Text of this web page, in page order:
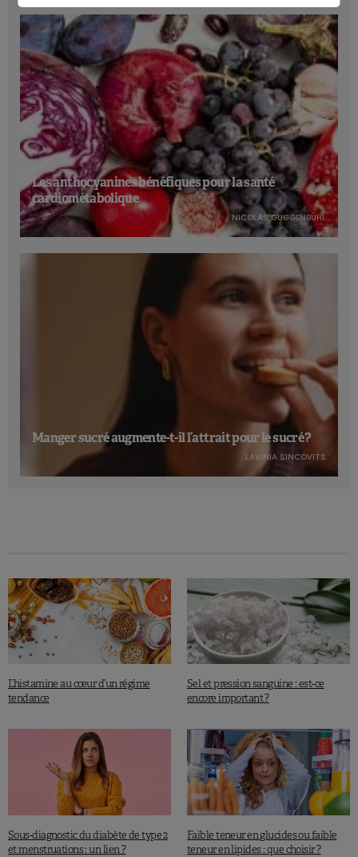
Les anthocyanines bénéfiques pour la santé
cardiométabolique
NICOLAS GUGGENBÜHL
Manger sucré augmente-t-il l’attrait pour le sucré ?
LAVINIA SINCOVITS
L’histamine au cœur d’un régime
tendance
Sel et pression sanguine : est-ce
encore important ?
Sous-diagnostic du diabète de type 2
et menstruations : un lien ?
Faible teneur en glucides ou faible
teneur en lipides : que choisir ?